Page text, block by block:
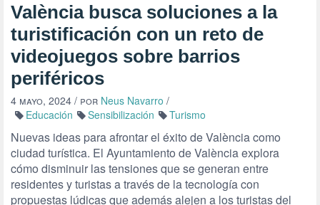
València busca soluciones a la
turistificación con un reto de
videojuegos sobre barrios
periféricos
4 mayo, 2024 / por Neus Navarro /
Educación
Sensibilización Turismo
Nuevas ideas para afrontar el éxito de València como
ciudad turística. El Ayuntamiento de València explora
cómo disminuir las tensiones que se generan entre
residentes y turistas a través de la tecnología con
propuestas lúdicas que además alejen a los turistas del